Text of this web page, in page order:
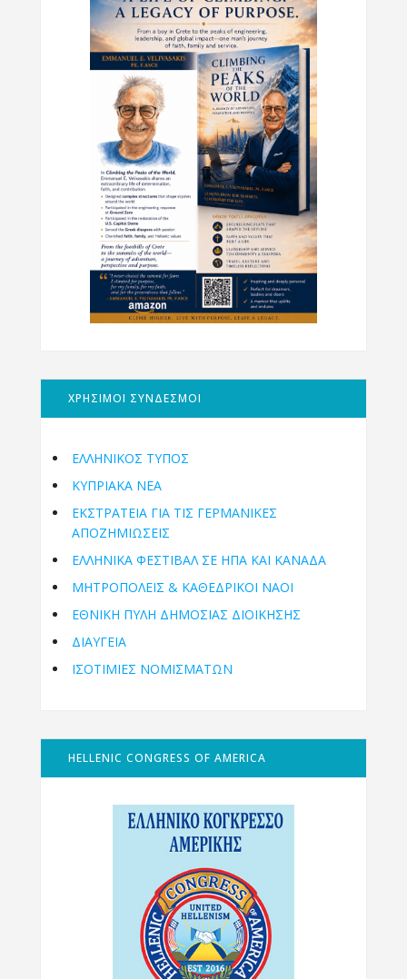
ΧΡΗΣΙΜΟΙ ΣΥΝΔΕΣΜΟΙ
ΕΛΛΗΝΙΚΟΣ ΤΥΠΟΣ
ΚΥΠΡΙΑΚΑ ΝΕΑ
ΕΚΣΤΡΑΤΕΙΑ ΓΙΑ ΤΙΣ ΓΕΡΜΑΝΙΚΕΣ
ΑΠΟΖΗΜΙΩΣΕΙΣ
ΕΛΛΗΝΙΚΆ ΦΕΣΤΙΒΆΛ ΣΕ ΗΠΑ ΚΑΙ ΚΑΝΑΔΑ
ΜΗΤΡΟΠΌΛΕΙΣ & ΚΑΘΕΔΡΙΚΟΊ ΝΑΟΊ
ΕΘΝΙΚΉ ΠΎΛΗ ΔΗΜΌΣΙΑΣ ΔΙΟΊΚΗΣΗΣ
ΔΙΑΥΓΕΙΑ
ΙΣΟΤΙΜΙΕΣ ΝΟΜΙΣΜΑΤΩΝ
HELLENIC CONGRESS OF AMERICA